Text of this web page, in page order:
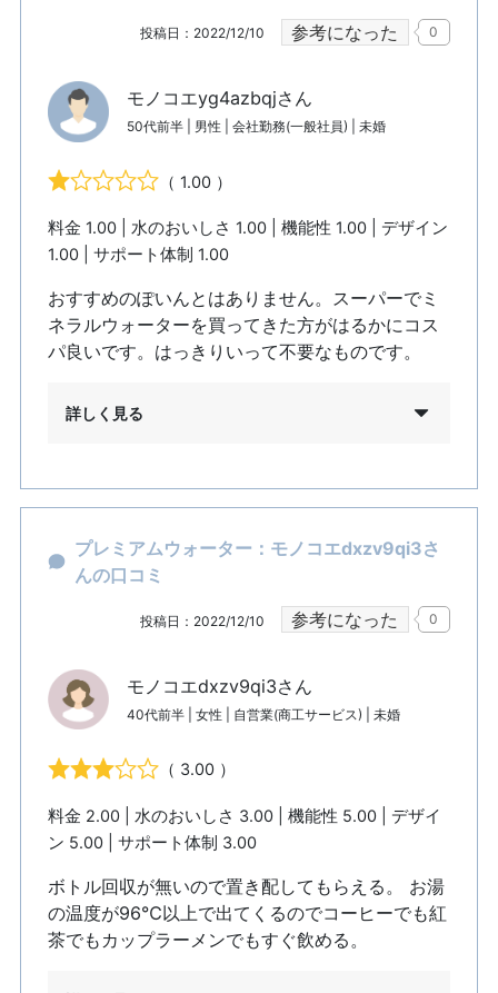
投稿日：2022/12/10 参考になった 0
モノコエyg4azbqjさん
50代前半 | 男性 | 会社勤務(一般社員) | 未婚
（ 1.00 ）
料金 1.00 | 水のおいしさ 1.00 | 機能性 1.00 | デザイン
1.00 | サポート体制 1.00
おすすめのぽいんとはありません。スーパーでミ
ネラルウォーターを買ってきた方がはるかにコス
パ良いです。はっきりいって不要なものです。
詳しく見る
プレミアムウォーター：モノコエdxzv9qi3さ
んの口コミ
投稿日：2022/12/10 参考になった 0
モノコエdxzv9qi3さん
40代前半 | 女性 | 自営業(商工サービス) | 未婚
（ 3.00 ）
料金 2.00 | 水のおいしさ 3.00 | 機能性 5.00 | デザイ
ン 5.00 | サポート体制 3.00
ボトル回収が無いので置き配してもらえる。 お湯
の温度が96℃以上で出てくるのでコーヒーでも紅
茶でもカップラーメンでもすぐ飲める。